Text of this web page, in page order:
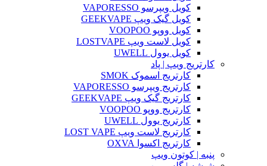
کویل ویپرسو VAPORESSO
کویل گیک ویپ GEEKVAPE
کویل ووپو VOOPOO
کویل لاست ویپ LOSTVAPE
کویل یوول UWELL
کارتریج ویپ | پاد
کارتریج اسموک SMOK
کارتریج ویپرسو VAPORESSO
کارتریج گیک ویپ GEEKVAPE
کارتریج ووپو VOOPOO
کارتریج یوول UWELL
کارتریج لاست ویپ LOST VAPE
کارتریج اکسوا OXVA
پنبه | کوتون ویپ